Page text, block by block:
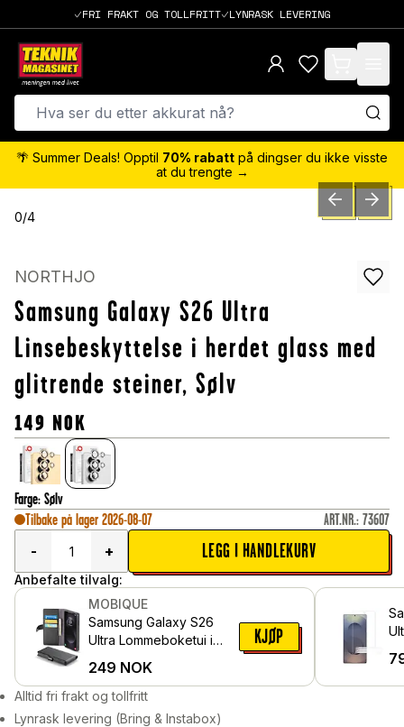
FRI FRAKT OG TOLLFRITT LYNRASK LEVERING
items in cart,
🌴 Summer Deals! Opptil 70% rabatt på dingser du ikke visste
at du trengte →
0/4 PREVIOUSNEXT
NORTHJO
Samsung Galaxy S26 Ultra
Linsebeskyttelse i herdet glass med
glitrende steiner, Sølv
149 NOK
Farge: Sølv
Tilbake på lager 2026-08-07
ART.NR.: 73607
-
+ LEGG I HANDLEKURV
Anbefalte tilvalg:
MOBIQUE
Samsung Galaxy S26
Ultra Lommeboketui i
249 NOK
KJØP
Alltid fri frakt og tollfritt
Lynrask levering (Bring & Instabox)